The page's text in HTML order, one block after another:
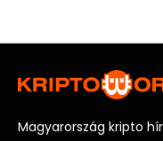
Magyarország kripto